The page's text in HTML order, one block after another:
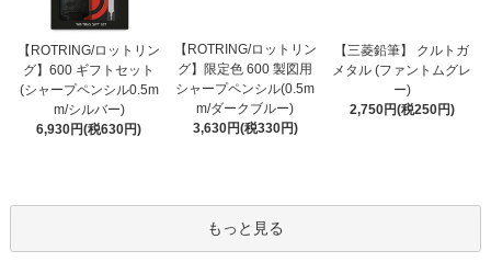
【ROTRING/ロットリン
グ】600 ギフトセット
(シャープペンシル0.5m
m/シルバー)
6,930円(税630円)
【ROTRING/ロットリン
グ】限定色 600 製図用
シャープペンシル(0.5m
m/ダークブルー)
3,630円(税330円)
【三菱鉛筆】 クルトガ
メタル (ファントムグレ
ー)
2,750円(税250円)
もっと見る